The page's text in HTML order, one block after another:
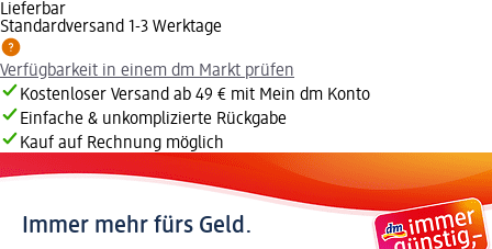
Lieferbar
Standardversand 1-3 Werktage
Verfügbarkeit in einem dm Markt prüfen
Kostenloser Versand ab 49 € mit Mein dm Konto
Einfache & unkomplizierte Rückgabe
Kauf auf Rechnung möglich
Immer mehr fürs Geld.